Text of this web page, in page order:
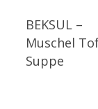
BEKSUL –
Muschel
Suppe